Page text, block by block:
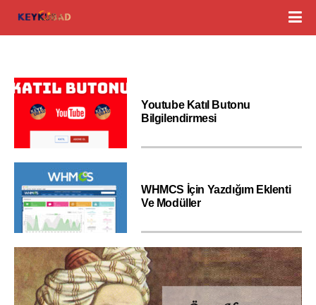
Youtube Katıl Butonu
Bilgilendirmesi
WHMCS İçin Yazdığım Eklenti
Ve Modüller